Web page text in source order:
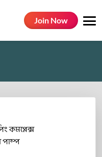
Join Now
কমপ্লেক্স